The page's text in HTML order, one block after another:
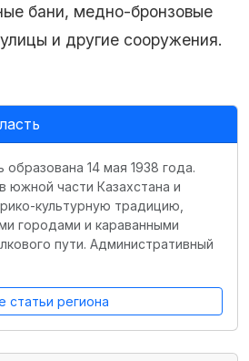
бани, медно-бронзовые
и другие сооружения.
14 мая 1938 года.
южной части Казахстана и
культурную традицию,
городами и караванными
пути. Административный
статьи региона